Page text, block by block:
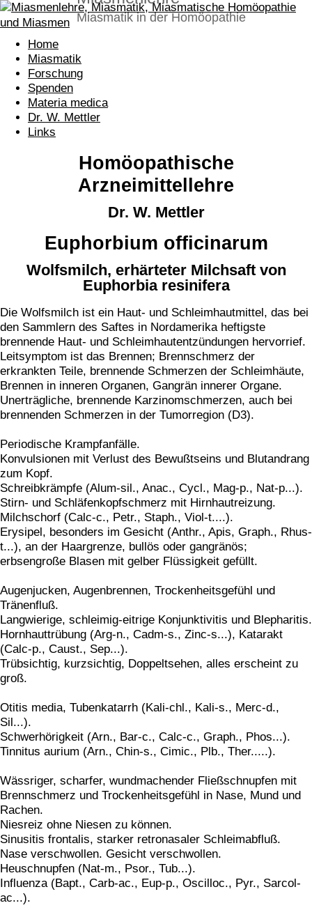
Miasmatik in der Homöopathie
Home
Miasmatik
Forschung
Spenden
Materia medica
Dr. W. Mettler
Links
Homöopathische
Arzneimittellehre
Dr. W. Mettler
Euphorbium officinarum
Wolfsmilch, erhärteter Milchsaft von
Euphorbia resinifera
Die Wolfsmilch ist ein Haut- und Schleimhautmittel, das bei
den Sammlern des Saftes in Nordamerika heftigste
brennende Haut- und Schleimhautentzündungen hervorrief.
Leitsymptom ist das Brennen; Brennschmerz der
erkrankten Teile, brennende Schmerzen der Schleimhäute,
Brennen in inneren Organen, Gangrän innerer Organe.
Unerträgliche, brennende Karzinomschmerzen, auch bei
brennenden Schmerzen in der Tumorregion (D3).
Periodische Krampfanfälle.
Konvulsionen mit Verlust des Bewußtseins und Blutandrang
zum Kopf.
Schreibkrämpfe (Alum-sil., Anac., Cycl., Mag-p., Nat-p...).
Stirn- und Schläfenkopfschmerz mit Hirnhautreizung.
Milchschorf (Calc-c., Petr., Staph., Viol-t....).
Erysipel, besonders im Gesicht (Anthr., Apis, Graph., Rhus-
t...), an der Haargrenze, bullös oder gangränös;
erbsengroße Blasen mit gelber Flüssigkeit gefüllt.
Augenjucken, Augenbrennen, Trockenheitsgefühl und
Tränenfluß.
Langwierige, schleimig-eitrige Konjunktivitis und Blepharitis.
Hornhauttrübung (Arg-n., Cadm-s., Zinc-s...), Katarakt
(Calc-p., Caust., Sep...).
Trübsichtig, kurzsichtig, Doppeltsehen, alles erscheint zu
groß.
Otitis media, Tubenkatarrh (Kali-chl., Kali-s., Merc-d.,
Sil...).
Schwerhörigkeit (Arn., Bar-c., Calc-c., Graph., Phos...).
Tinnitus aurium (Arn., Chin-s., Cimic., Plb., Ther.....).
Wässriger, scharfer, wundmachender Fließschnupfen mit
Brennschmerz und Trockenheitsgefühl in Nase, Mund und
Rachen.
Niesreiz ohne Niesen zu können.
Sinusitis frontalis, starker retronasaler Schleimabfluß.
Nase verschwollen. Gesicht verschwollen.
Heuschnupfen (Nat-m., Psor., Tub...).
Influenza (Bapt., Carb-ac., Eup-p., Oscilloc., Pyr., Sarcol-
ac...).